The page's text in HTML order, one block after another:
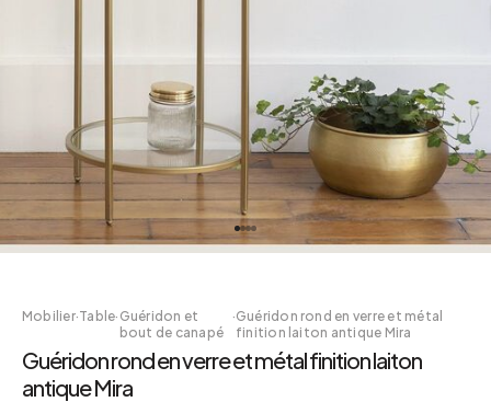
Mobilier·Table· Guéridon et
bout de canapé
·Guéridon rond en verre et métal
finition laiton antique Mira
Guéridon rond en verre et métal finition laiton
antique Mira